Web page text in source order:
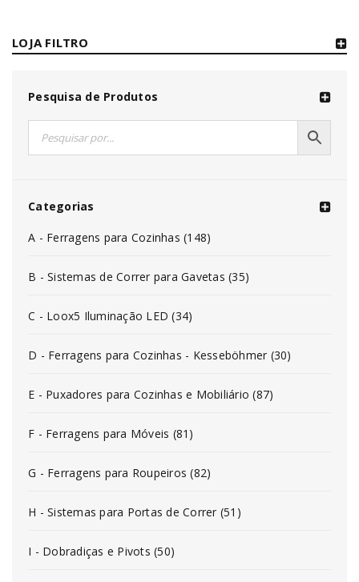
LOJA FILTRO
Pesquisa de Produtos
Categorias
A - Ferragens para Cozinhas (148)
B - Sistemas de Correr para Gavetas (35)
C - Loox5 Iluminação LED (34)
D - Ferragens para Cozinhas - Kesseböhmer (30)
E - Puxadores para Cozinhas e Mobiliário (87)
F - Ferragens para Móveis (81)
G - Ferragens para Roupeiros (82)
H - Sistemas para Portas de Correr (51)
I - Dobradiças e Pivots (50)